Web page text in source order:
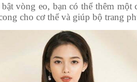
vòng eo, bạn có thể thêm
cho cơ thể và giúp bộ trang